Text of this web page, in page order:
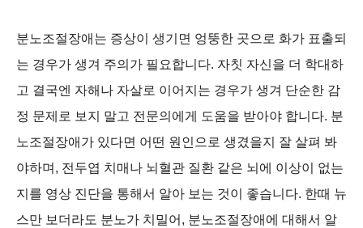
분노조절장애는 증상이 생기면 엉뚱한 곳으로 화가 표출되
는 경우가 생겨 주의가 필요합니다. 자칫 자신을 더 학대하
고 결국엔 자해나 자살로 이어지는 경우가 생겨 단순한 감
정 문제로 보지 말고 전문의에게 도움을 받아야 합니다. 분
노조절장애가 있다면 어떤 원인으로 생겼을지 잘 살펴 봐
야하며, 전두엽 치매나 뇌혈관 질환 같은 뇌에 이상이 없는
지를 영상 진단을 통해서 알아 보는 것이 좋습니다. 한때 뉴
스만 보더라도 분노가 치밀어, 분노조절장애에 대해서 알